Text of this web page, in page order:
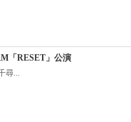
「RESET」公演
尋...